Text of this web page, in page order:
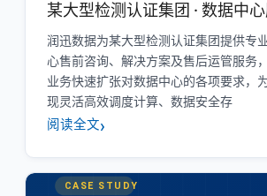
某大型检测认证集团 · 数据中
润迅数据为某大型检测认证集团提供专
心售前咨询、解决方案及售后运管服务
业务快速扩张对数据中心的各项要求，
现灵活高效调度计算、数据安全存
阅读全文